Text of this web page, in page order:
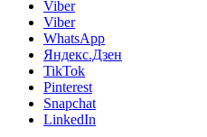
Viber
Viber
WhatsApp
Яндекс.Дзен
TikTok
Pinterest
Snapchat
LinkedIn